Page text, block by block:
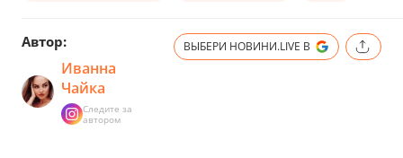
Автор:
Иванна
Чайка
Следите за
автором
ВЫБЕРИ НОВИНИ.LIVE В